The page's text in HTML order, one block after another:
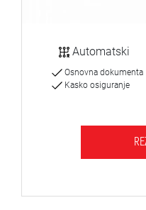
Automatski
Osnovna dokumenta
Kasko osiguranje